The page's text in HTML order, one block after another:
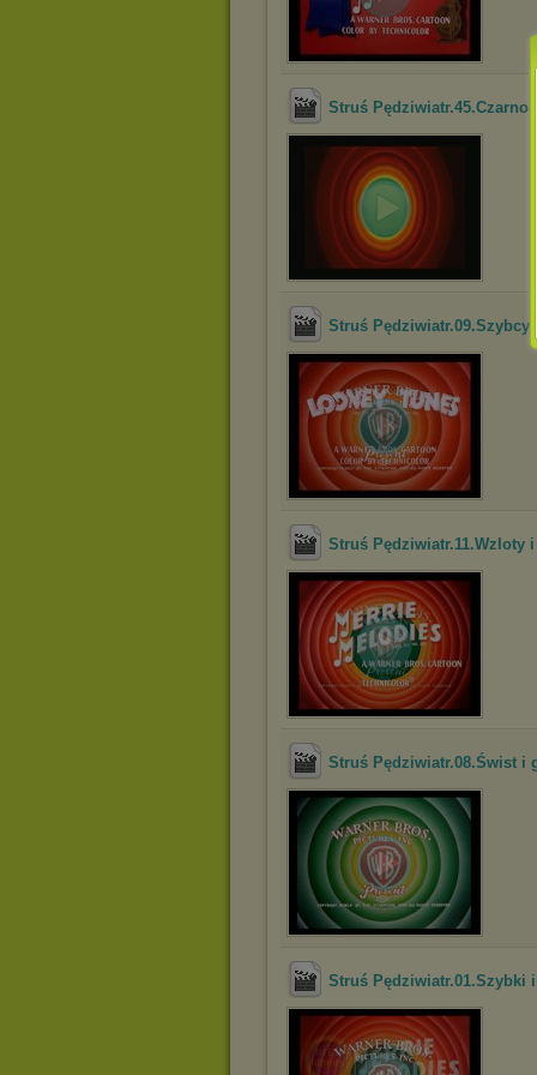
Struś
Struś Pędziwiatr.09.Szybcy
Struś Pędziwiatr.11.Wzloty
Struś Pędziwiatr.08.Świst i
Struś Pędziwiatr.01.Szybki i